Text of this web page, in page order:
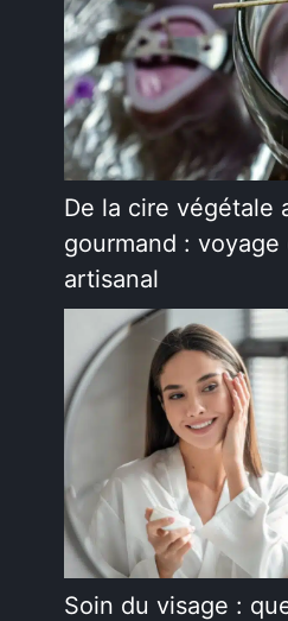
De la cire végétale
gourmand :
artisanal
Soin du visage :